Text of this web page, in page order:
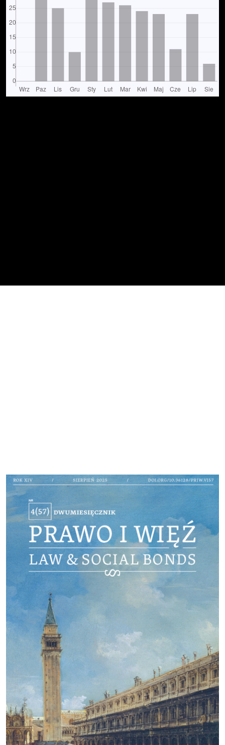
Cover image